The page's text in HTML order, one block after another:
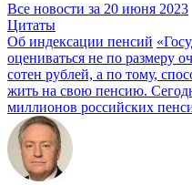
Все новости за 20 июня 2023
Цитаты
Об индексации пенсий
оцениваться не по размеру
сотен рублей, а по тому,
жить на свою пенсию.
миллионов российских